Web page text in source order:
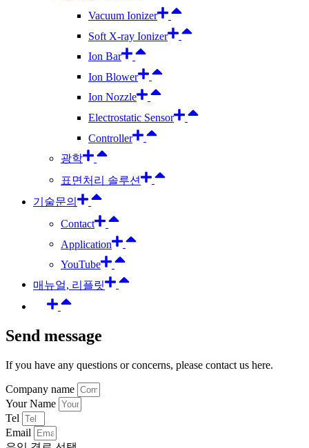
Vacuum Ionizer
Soft X-ray Ionizer
Ion Bar
Ion Blower
Ion Nozzle
Electrostatic Sensor
Controller
광학
표면처리 솔루션
기술문의
Contact
Application
YouTube
매뉴얼, 리플릿
Send message
If you have any questions or concerns, please contact us here.
Company name
Your Name
Tel
Email